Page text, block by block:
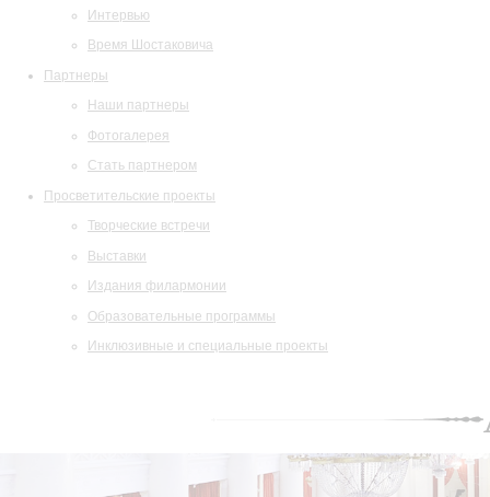
Интервью
Время Шостаковича
Партнеры
Наши партнеры
Фотогалерея
Стать партнером
Просветительские проекты
Творческие встречи
Выставки
Издания филармонии
Образовательные программы
Инклюзивные и специальные проекты